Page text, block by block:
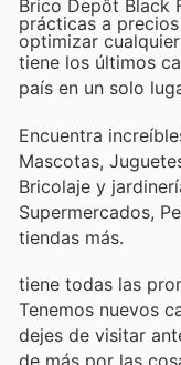
Brico Depôt Black
prácticas a
optimizar
tiene los últimos
país en un solo
Encuentra
Mascotas,
Bricolaje y
Supermercados,
tiendas más.
tiene todas las
Tenemos nuevos
dejes de visitar
de más por las